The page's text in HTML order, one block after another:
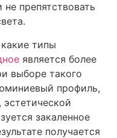
препятствовать
типы
является более
выборе такого
профиль,
закаленное
получается